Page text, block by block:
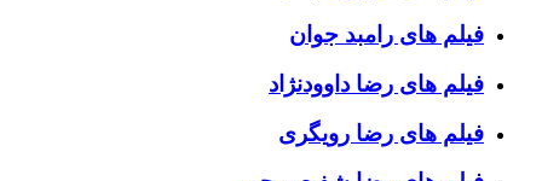
فیلم های رامبد جوان
فیلم های رضا داوودنژاد
فیلم های رضا رویگری